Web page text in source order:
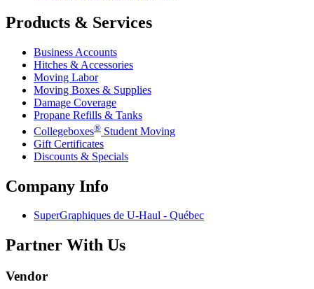
Products & Services
Business Accounts
Hitches & Accessories
Moving Labor
Moving Boxes & Supplies
Damage Coverage
Propane Refills & Tanks
Collegeboxes® Student Moving
Gift Certificates
Discounts & Specials
Company Info
SuperGraphiques de U-Haul - Québec
Partner With Us
Vendor